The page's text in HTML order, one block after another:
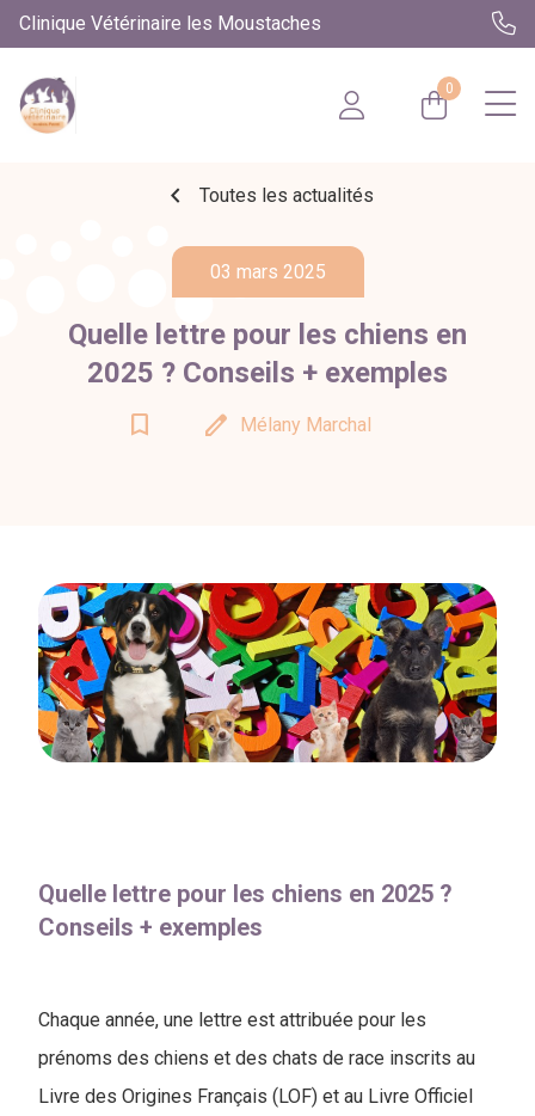
Clinique Vétérinaire les Moustaches
0
chevron_left Toutes les actualités
03 mars 2025
Quelle lettre pour les chiens en
2025 ? Conseils + exemples
bookmark_border
edit Mélany Marchal
Quelle lettre pour les chiens en 2025 ?
Conseils + exemples
Chaque année, une lettre est attribuée pour les
prénoms des chiens et des chats de race inscrits au
Livre des Origines Français (LOF) et au Livre Officiel